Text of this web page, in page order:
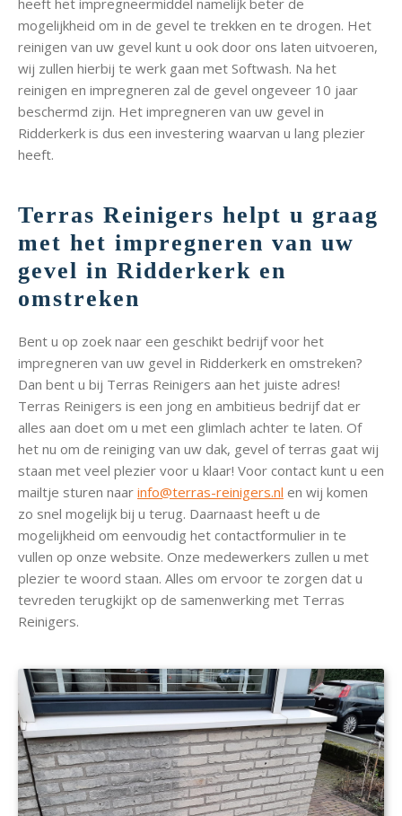
heeft het impregneermiddel namelijk beter de
mogelijkheid om in de gevel te trekken en te drogen. Het
reinigen van uw gevel kunt u ook door ons laten uitvoeren,
wij zullen hierbij te werk gaan met Softwash. Na het
reinigen en impregneren zal de gevel ongeveer 10 jaar
beschermd zijn. Het impregneren van uw gevel in
Ridderkerk is dus een investering waarvan u lang plezier
heeft.
Terras Reinigers helpt u graag
met het impregneren van uw
gevel in Ridderkerk en
omstreken
Bent u op zoek naar een geschikt bedrijf voor het
impregneren van uw gevel in Ridderkerk en omstreken?
Dan bent u bij Terras Reinigers aan het juiste adres!
Terras Reinigers is een jong en ambitieus bedrijf dat er
alles aan doet om u met een glimlach achter te laten. Of
het nu om de reiniging van uw dak, gevel of terras gaat wij
staan met veel plezier voor u klaar! Voor contact kunt u een
mailtje sturen naar info@terras-reinigers.nl en wij komen
zo snel mogelijk bij u terug. Daarnaast heeft u de
mogelijkheid om eenvoudig het contactformulier in te
vullen op onze website. Onze medewerkers zullen u met
plezier te woord staan. Alles om ervoor te zorgen dat u
tevreden terugkijkt op de samenwerking met Terras
Reinigers.